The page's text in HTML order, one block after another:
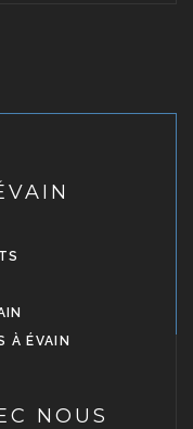
À ÉVAIN
NOUS